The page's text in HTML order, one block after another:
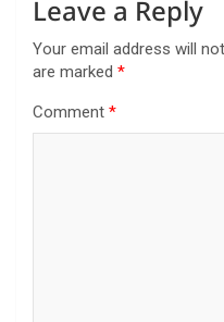
Leave a Reply
Your email address will
are marked *
Comment *